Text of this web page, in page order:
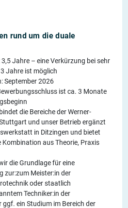
rund um die duale
Jahre – eine Verkürzung bei sehr
Jahre ist möglich
September 2026
ist ca. 3 Monate
die Bereiche der Werner-
und unser Betrieb ergänzt
in Ditzingen und bietet
Kombination aus Theorie, Praxis
die Grundlage für eine
zur:zum Meister:in der
oder staatlich
Techniker:in der
ggf. ein Studium im Bereich der